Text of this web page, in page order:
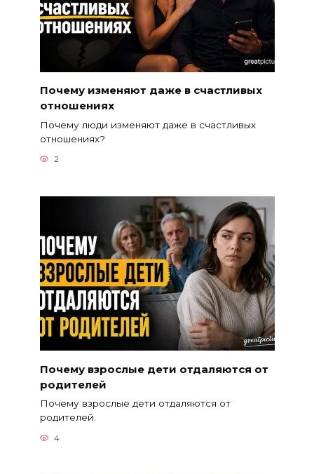
Почему изменяют даже в счастливых
отношениях
Почему люди изменяют даже в счастливых
отношениях?
2
Почему взрослые дети отдаляются от
родителей
Почему взрослые дети отдаляются от
родителей.
4